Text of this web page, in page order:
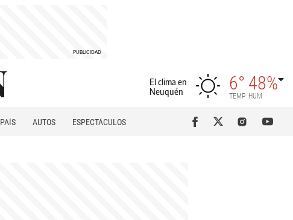
El clima en
Neuquén
6°
TEMP
48%
HUM
PAÍS AUTOS
ESPECTÁCULOS